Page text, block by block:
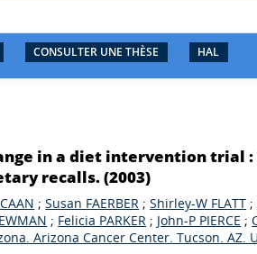
CONSULTER UNE THÈSE HAL
in a diet intervention trial :
recalls. (2003)
;Susan FAERBER ;Shirley-W FLATT ;
; Felicia PARKER ; John-P PIERCE ;
Arizona Cancer Center. Tucson. AZ.